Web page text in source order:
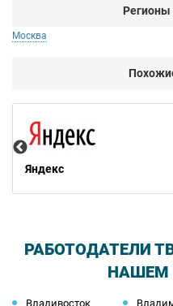
Регионы
Москва
Яндекс
РАБОТОДАТЕЛИ
НАШЕМ
Владивосток